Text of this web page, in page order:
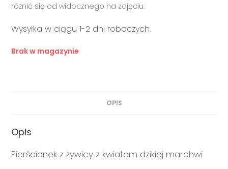
różnić się od widocznego na zdjęciu.
Wysyłka w ciągu 1-2 dni roboczych.
Brak w magazynie
OPIS
Opis
Pierścionek z żywicy z kwiatem dzikiej marchwi